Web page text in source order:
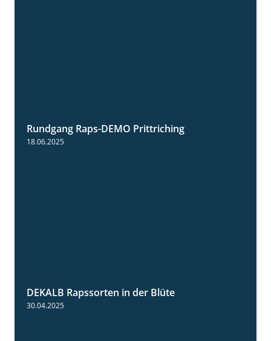
Rundgang Raps-DEMO Prittriching
18.06.2025
DEKALB Rapssorten in der Blüte
30.04.2025